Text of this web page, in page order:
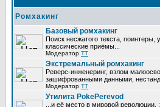
Ромхакинг
Базовый ромхакинг
Поиск несжатого текста, поинтеры,
классические приёмы...
Модератор TT
Экстремальный ромхакинг
Реверс-инженеринг, взлом
зашифрованными данными,
Модератор TT
Утилита PokePerevod
...и её место в мировой революции.